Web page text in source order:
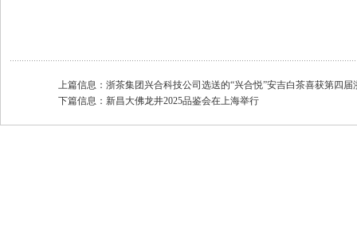
上篇信息： 浙茶集团兴合科技公司选送的“兴合悦”安吉白茶喜获第四届
下篇信息： 新昌大佛龙井2025品鉴会在上海举行